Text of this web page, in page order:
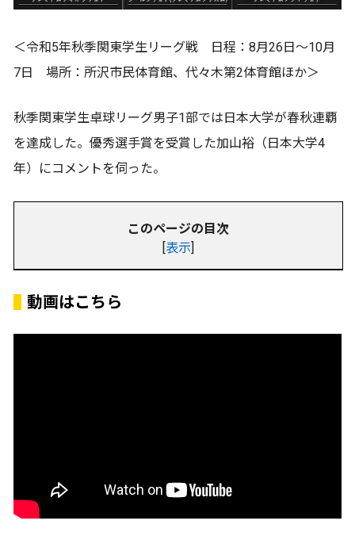
＜令和5年秋季関東学生リーグ戦 日程：8月26日～10月
7日 場所：所沢市民体育館、代々木第2体育館ほか＞
秋季関東学生卓球リーグ男子1部では日本大学が春秋連覇
を達成した。優秀選手賞を受賞した加山裕（日本大学4
年）にコメントを伺った。
このページの目次
[表示]
動画はこちら